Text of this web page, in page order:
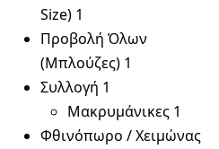
Size) 1
Προβολή Όλων
(Μπλούζες) 1
Συλλογή 1
Μακρυμάνικες 1
Φθινόπωρο / Χειμώνας